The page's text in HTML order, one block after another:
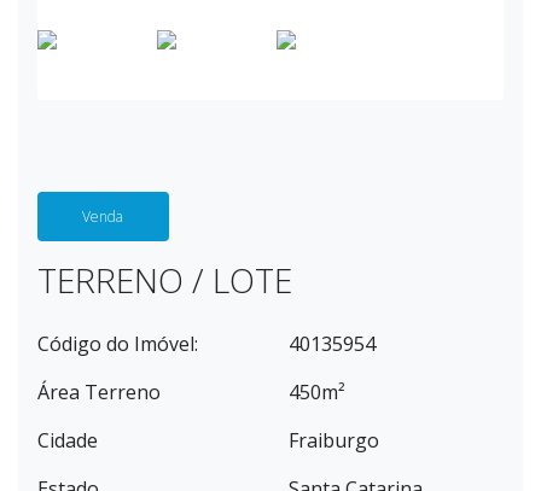
Venda
TERRENO / LOTE
Código do Imóvel:
40135954
Área Terreno
450m²
Cidade
Fraiburgo